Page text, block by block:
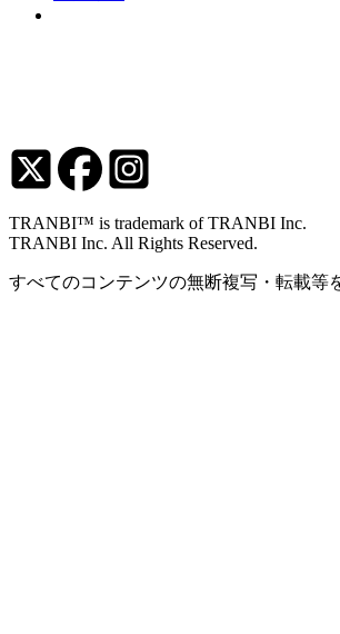
TRANBI™ is trademark of TRANBI Inc.
TRANBI Inc. All Rights Reserved.
すべてのコンテンツの無断複写・転載等